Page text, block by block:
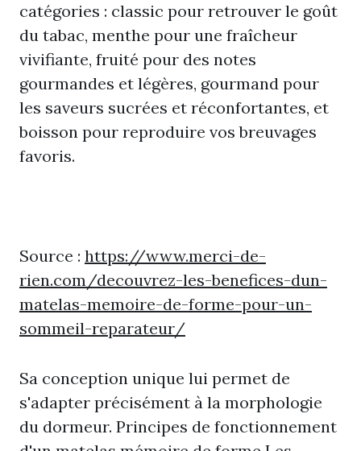
catégories : classic pour retrouver le goût
du tabac, menthe pour une fraîcheur
vivifiante, fruité pour des notes
gourmandes et légères, gourmand pour
les saveurs sucrées et réconfortantes, et
boisson pour reproduire vos breuvages
favoris.
Source : https://www.merci-de-
rien.com/decouvrez-les-benefices-dun-
matelas-memoire-de-forme-pour-un-
sommeil-reparateur/
Sa conception unique lui permet de
s'adapter précisément à la morphologie
du dormeur. Principes de fonctionnement